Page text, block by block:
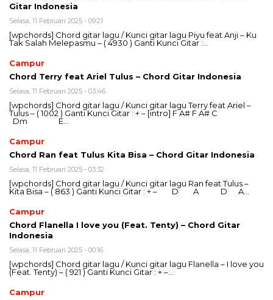
Gitar Indonesia
Selasa, 11 Februari 2025 - 09:21
[wpchords] Chord gitar lagu / Kunci gitar lagu Piyu feat Anji – Ku
Tak Salah Melepasmu – ( 4930 ) Ganti Kunci Gitar :…
Campur
Chord Terry feat Ariel Tulus – Chord Gitar Indonesia
Selasa, 11 Februari 2025 - 03:46
[wpchords] Chord gitar lagu / Kunci gitar lagu Terry feat Ariel –
Tulus – ( 1002 ) Ganti Kunci Gitar : + – [intro] F A# F A# C
Dm E…
Campur
Chord Ran feat Tulus Kita Bisa – Chord Gitar Indonesia
Selasa, 11 Februari 2025 - 03:32
[wpchords] Chord gitar lagu / Kunci gitar lagu Ran feat Tulus –
Kita Bisa – ( 863 ) Ganti Kunci Gitar : + – D A D A…
Campur
Chord Flanella I love you (Feat. Tenty) – Chord Gitar
Indonesia
Selasa, 11 Februari 2025 - 00:16
[wpchords] Chord gitar lagu / Kunci gitar lagu Flanella – I love you
(Feat. Tenty) – ( 921 ) Ganti Kunci Gitar : + –…
Campur